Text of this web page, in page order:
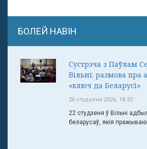
БОЛЕЙ НАВІН
Сустрэча з Паўлам
Вільні: размова пра
«ключ да Беларусі»
26 студзеня 2026, 18:32
22 студзеня ў Вільні
беларусаў, якія